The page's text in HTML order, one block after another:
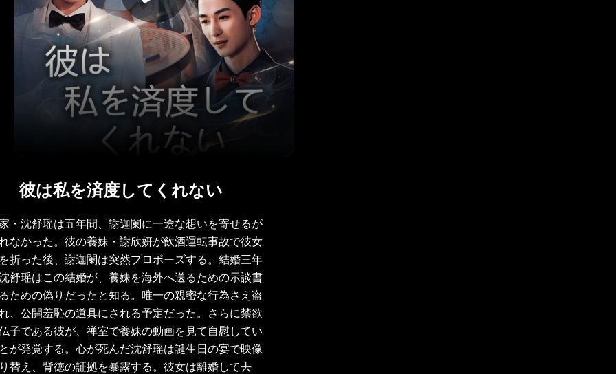
彼は私を済度してくれない
・沈舒瑶は五年間、謝迦闌に一途な想いを寄せるが
なかった。彼の養妹・謝欣妍が飲酒運転事故で彼女
折った後、謝迦闌は突然プロポーズする。結婚三年
舒瑶はこの結婚が、養妹を海外へ送るための示談書
ための偽りだったと知る。唯一の親密な行為さえ盗
、公開羞恥の道具にされる予定だった。さらに禁欲
子である彼が、禅室で養妹の動画を見て自慰してい
が発覚する。心が死んだ沈舒瑶は誕生日の宴で映像
替え、背徳の証拠を暴露する。彼女は離婚して去